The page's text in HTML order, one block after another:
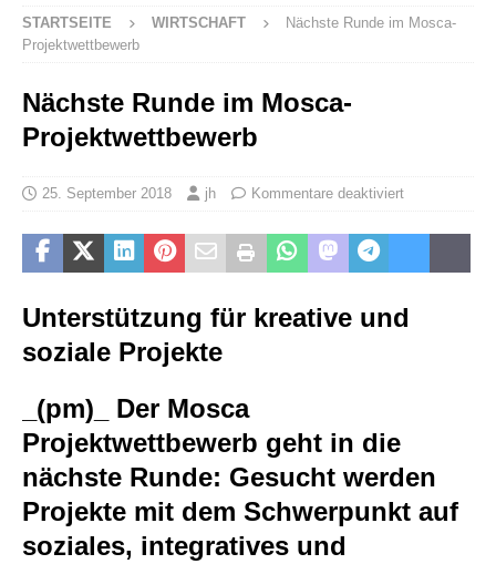
STARTSEITE WIRTSCHAFT
Nächste Runde im Mosca-
Projektwettbewerb
Nächste Runde im Mosca-
Projektwettbewerb
25. September 2018 jh Kommentare deaktiviert
Unterstützung für kreative und
soziale Projekte
_(pm)_
Der Mosca
Projektwettbewerb geht in die
nächste Runde: Gesucht werden
Projekte mit dem Schwerpunkt auf
soziales, integratives und